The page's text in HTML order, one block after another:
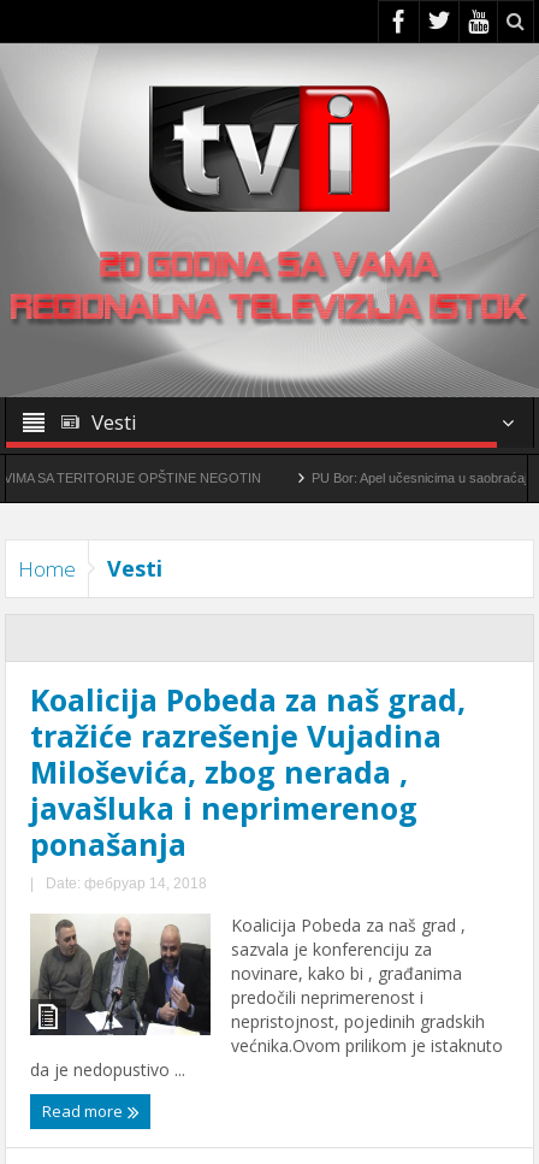
Vesti
OPŠTINE NEGOTIN PU Bor: Apel učesnicima u saobraćaju da
Home Vesti
Koalicija Pobeda za naš grad,
tražiće razrešenje Vujadina
Miloševića, zbog nerada ,
javašluka i neprimerenog
ponašanja
| Date: фебруар 14, 2018
Koalicija Pobeda za naš grad ,
sazvala je konferenciju za
novinare, kako bi , građanima
predočili neprimerenost i
nepristojnost, pojedinih gradskih
većnika.Ovom prilikom je istaknuto
da je nedopustivo ...
Read more